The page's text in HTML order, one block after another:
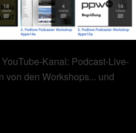
Kanal: Podcast-Live-
von den Workshops... und